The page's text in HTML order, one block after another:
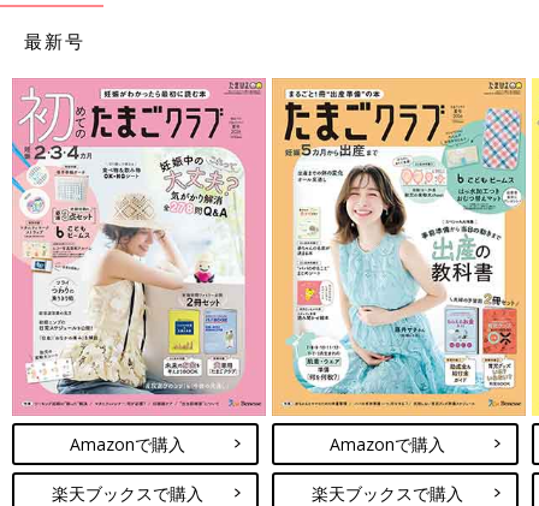
最新号
Amazonで購入
楽天ブックスで購入
Amazonで購入
楽天ブックスで購入